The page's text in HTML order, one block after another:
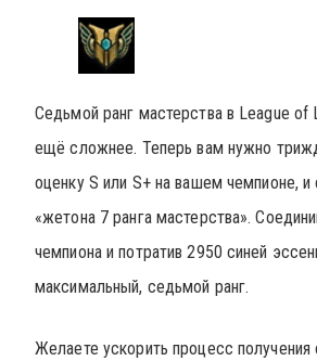
Седьмой ранг мастерства в League of
ещё сложнее. Теперь вам нужно
оценку S или S+ на вашем чемпионе, и
«жетона 7 ранга мастерства».
чемпиона и потратив 2950 синей
максимальный, седьмой ранг.
Желаете ускорить процесс получения